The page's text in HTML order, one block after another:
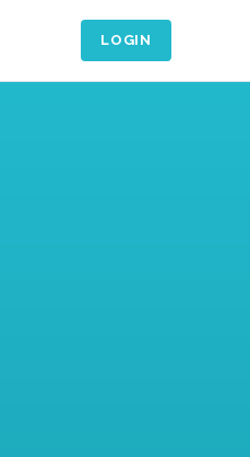
LOGIN